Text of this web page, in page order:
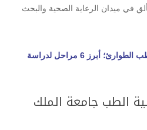
في ميدان الرعاية الصحية والبحث
مراحل دراسة طب الطوارئ؛ أبرز 6 مراحل لدراسة
الطب جامعة الملك